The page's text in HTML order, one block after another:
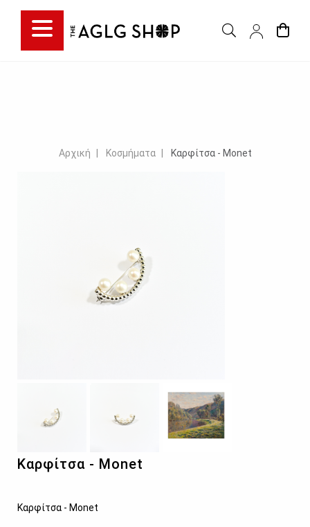
Αρχική Κοσμήματα Καρφίτσα - Monet
Καρφίτσα - Monet
Καρφίτσα - Monet